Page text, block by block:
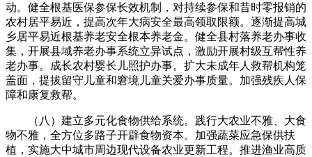
动。健全根基医保参保长效机制，对持续参保和昔时零报销的
农村居平易近，提高次年大病安全最高领取限额。逐渐提高城
乡居平易近根基养老安全根本养老金。健全县村落养老办事收
集，开展县域养老办事系统立异试点，激励开展村级互帮性养
老办事。成长农村婴长儿照护办事。扩大未成年人救帮机构笼
盖面，提拔留守儿童和窘境儿童关爱办事质量。加强残疾人保
障和康复救帮。
（八）建立多元化食物供给系统。践行大农业不雅、大食
物不雅，全方位多路子开辟食物资本。加强蔬菜应急保供扶
植，实施大中城市周边现代设备农业更新工程。推进渔业高质